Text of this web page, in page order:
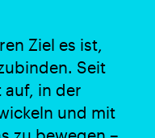
Ziel es ist,
Seit
auf, in der
und mit